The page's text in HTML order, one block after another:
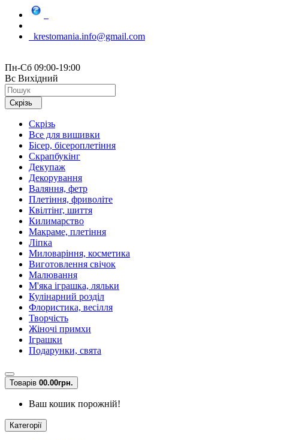
krestomania.info@gmail.com
Пн-Сб 09:00-19:00
Вс Вихідний
Скрізь
Скрізь
Все для вишивки
Бісер, бісероплетіння
Скрапбукінг
Декупаж
Декорування
Валяння, фетр
Плетіння, фриволіте
Квілтінг, шиття
Килимарство
Макраме, плетіння
Ліпка
Миловаріння, косметика
Виготовлення свічок
Малювання
М'яка іграшка, ляльки
Кулінарний розділ
Флористика, весілля
Творчість
Жіночі примхи
Іграшки
Подарунки, свята
Товарів 00.00грн.
Ваш кошик порожній!
Категорії